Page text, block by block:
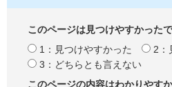
このページは見つけやすかった
1：見つけやすかった
2：
3：どちらとも言えない
このページの内容はわかりやす